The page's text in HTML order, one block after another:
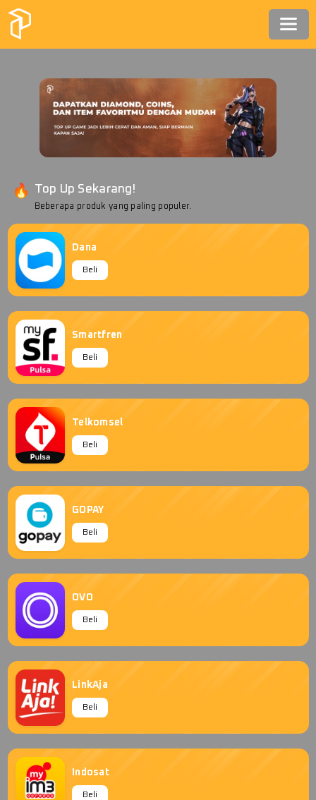
Top Up Sekarang!
Beberapa produk yang paling populer.
Dana
Beli
Smartfren
Beli
Telkomsel
Beli
GOPAY
Beli
OVO
Beli
LinkAja
Beli
Indosat
Beli